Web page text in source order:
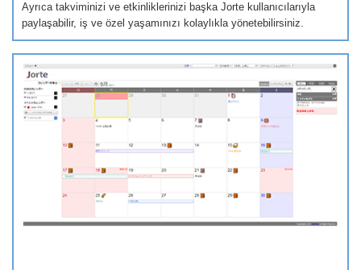
Ayrıca takviminizi ve etkinliklerinizi başka Jorte kullanıcılarıyla
paylaşabilir, iş ve özel yaşamınızı kolaylıkla yönetebilirsiniz.